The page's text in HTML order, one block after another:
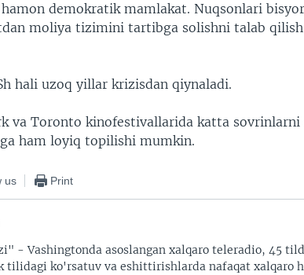
demokratik mamlakat. Nuqsonlari
moliya tizimini tartibga solishni talab
hali uzoq yillar krizisdan qiynaladi.
va Toronto kinofestivallarida katta sovrinlarni
ham loyiq topilishi mumkin.
us Print
- Vashingtonda asoslangan xalqaro teleradio, 45
tilidagi ko'rsatuv va eshittirishlarda nafaqat xalqaro